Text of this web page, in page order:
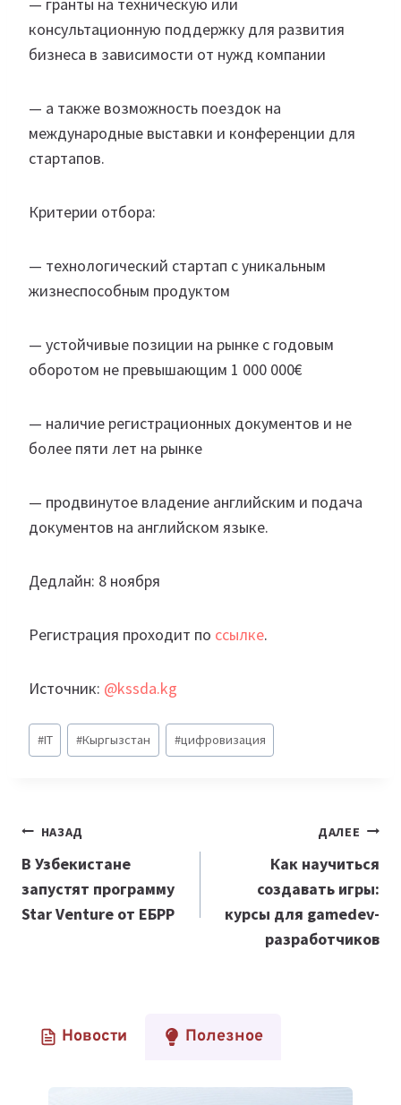
консультационную поддержку для развития
бизнеса в зависимости от нужд компании
— а также возможность поездок на
международные выставки и конференции для
стартапов.
Критерии отбора:
— технологический стартап с уникальным
жизнеспособным продуктом
— устойчивые позиции на рынке с годовым
оборотом не превышающим 1 000 000€
— наличие регистрационных документов и не
более пяти лет на рынке
— продвинутое владение английским и подача
документов на английском языке.
Дедлайн: 8 ноября
Регистрация проходит по ссылке.
Источник: @kssda.kg
Метки
записи:
#IT #Кыргызстан #цифровизация
Навигация
по
записям
НАЗАД
В Узбекистане
запустят программу
Star Venture от ЕБРР
ДАЛЕЕ
Как научиться
создавать игры:
курсы для gamedev-
разработчиков
Новости Полезное